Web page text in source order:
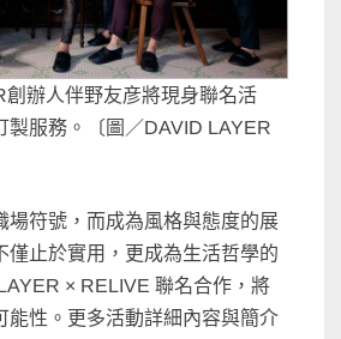
創辦人伴野友彦將現身聯名活
製服務。〔圖／DAVID LAYER
場符號，而成為風格與態度的展
僅止於實用，更成為生活哲學的
× RELIVE 聯名合作，將
能性。更多活動詳細內容與簡介